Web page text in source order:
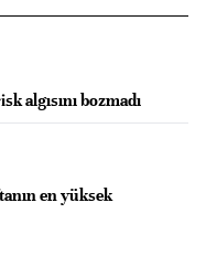
algısını bozmadı
en yüksek